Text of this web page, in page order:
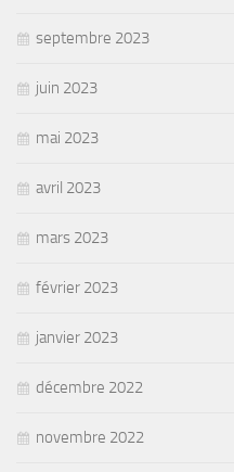
septembre 2023
juin 2023
mai 2023
avril 2023
mars 2023
février 2023
janvier 2023
décembre 2022
novembre 2022